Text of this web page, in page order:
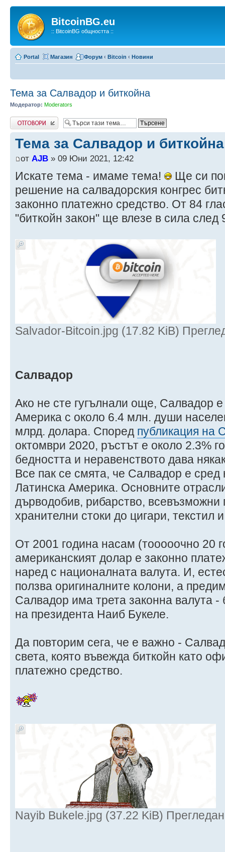
BitcoinBG.eu
:: BitcoinBG общността ::
Portal Магазин Форум ‹ Bitcoin ‹ Новини
Тема за Салвадор и биткойна
Модератор: Moderators
Write comments
Тема за Салвадор и биткойна
от AJB » 09 Юни 2021, 12:42
Искате тема - имаме тема!
Ще си
решение на салвадорския конгрес
законно платежно средство. От 84
"биткойн закон" ще влезе в сила след
Salvador-Bitcoin.jpg (17.82 KiB)
Салвадор
Ако не сте гугълнали още, Салвадор
Америка с около 6.4 млн. души
млрд. долара. Според публикация на
октомври 2020, ръстът е около 2.3%
бедността и неравенството дава
Все пак се смята, че Салвадор е сред
Латинска Америка. Основните
дърводобив, рибарство, всевъзможни
хранителни стоки до цигари, текстил
От 2001 година насам (тооооочно 20
американският долар е законно
наред с националната валута. И,
ползва оригиналните колони, а
Салвадор има трета законна валута
на президента Наиб Букеле.
Да повторим сега, че е важно -
света, която въвежда биткойн като
платежно средство.
Nayib Bukele.jpg (37.22 KiB)